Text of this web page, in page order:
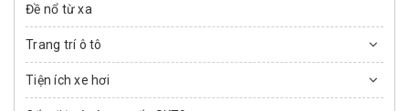
Đề nổ từ xa
Trang trí ô tô
Tiện ích xe hơi